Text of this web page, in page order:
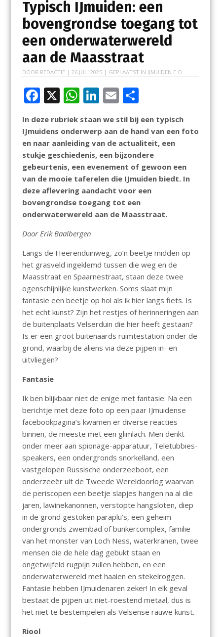
Typisch IJmuiden: een
bovengrondse toegang tot
een onderwaterwereld
aan de Maasstraat
DOOR REDACTIE | 26 JULI 2025| GEPLAATST IN IJMUIDEN E.O.
F
e
b
o
o
k
X W
at
s
A
p
p
Li
k
e
dI
n
E
m
ai
l
D
el
e
n
In deze rubriek staan we stil bij een typisch
IJmuidens onderwerp aan de hand van een foto
en naar aanleiding van de actualiteit, een
stukje geschiedenis, een bijzondere
gebeurtenis, een evenement of gewoon een
van de mooie taferelen die IJmuiden biedt. In
deze aflevering aandacht voor een
bovengrondse toegang tot een
onderwaterwereld aan de Maasstraat.
Door Erik Baalbergen
Langs de Heerenduinweg, zo’n beetje midden op
het grasveld ingeklemd tussen die weg en de
Maasstraat en Spaarnestraat, staan deze twee
ogenschijnlijke kunstwerken. Soms slaat mijn
fantasie een beetje op hol als ik hier langs fiets. Is
het echt kunst? Zijn het restjes of herinneringen aan
de buitenplaats Velserduin die hier heeft gestaan?
Is er een groot buitenaards ruimtestation onder de
grond, waarbij de aliens via deze pijpen in- en
uitvliegen?
Fantasie
Ik ben blijkbaar niet de enige met fantasie. Na een
berichtje met deze foto op een paar IJmuidense
facebookpagina’s kwamen er diverse reacties
binnen, de meeste met een glimlach. Men denkt
onder meer aan spionage-apparatuur, Teletubbies-
speakers, een ondergronds snorkelland, een
vastgelopen Russische onderzeeboot, een
onderzeeër uit de Tweede Wereldoorlog waarvan
de periscopen een beetje slapjes hangen na al die
jaren, lawinekanonnen, verstopte hangsloten, diep
in de grond gestoken paraplu’s, een geheim
ondergronds zwembad of bunkercomplex, familie
van het monster van Loch Ness, waterkranen, twee
mensen die de hele dag gebukt staan en
ongetwijfeld rugpijn zullen hebben, en een
onderwaterwereld met haaien en stekelroggen.
Fantasie hebben IJmuidenaren zeker! In elk geval
bestaat de pijpen uit niet-roestend metaal, dus is
het niet te bestempelen als Velsense rauwe kunst.
Riool